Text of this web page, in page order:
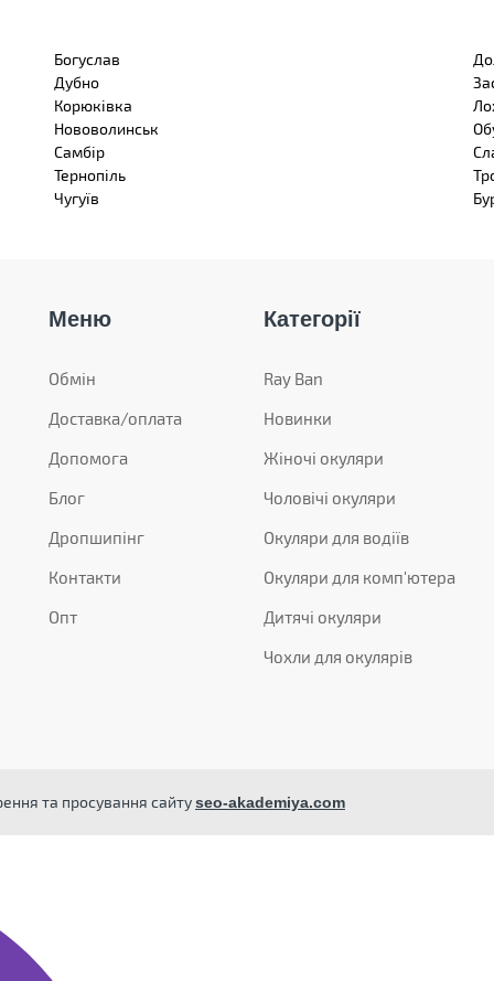
Богуслав
Дубно
Корюківка
Нововолинськ
Самбір
Тернопіль
Чугуїв
Меню
Обмін
Доставка/оплата
Допомога
Блог
Дропшипінг
Контакти
Опт
Категорії
Ray Ban
Новинки
Жіночі окуляри
Чоловічі окуляри
Окуляри для водіїв
Окуляри для комп'ютера
Дитячі окуляри
Чохли для окулярів
та просування сайтуseo-akademiya.com